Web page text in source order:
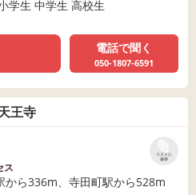
学生 中学生 高校生
電話で聞く
050-1807-6591
王寺
リストに
保存
ス
から336m、寺田町駅から528m